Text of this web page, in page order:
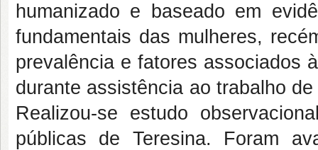
humanizado e baseado em
fundamentais das mulheres,
prevalência e fatores associados
durante assistência ao trabalho
Realizou-se estudo
públicas de Teresina. Foram